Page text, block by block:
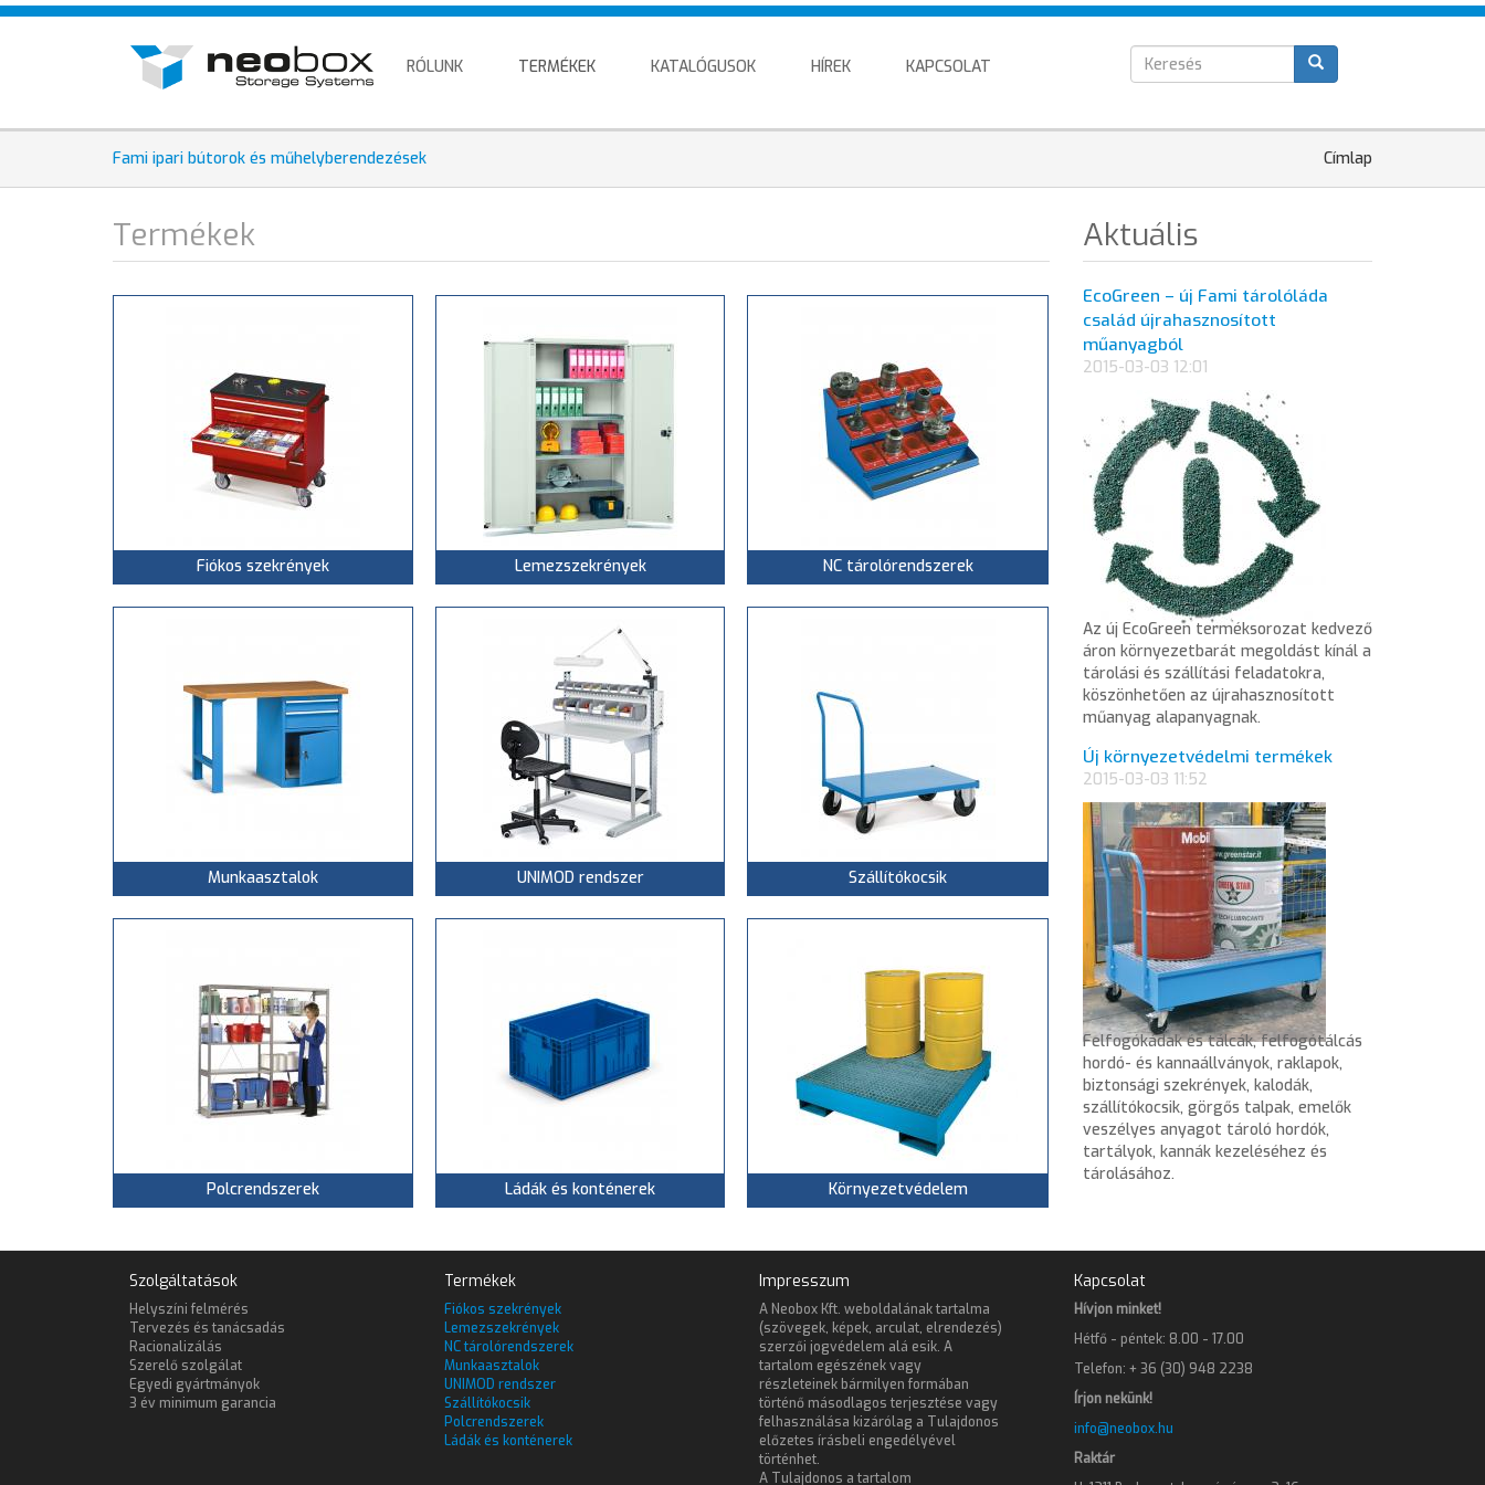
Ugrás
HU
EN
DE
RÓLUNK TERMÉKEK KATALÓGUSOK HÍREK KAPCSOLAT
Keresés
űrlap
Fami ipari bútorok és műhelyberendezések
Jelenlegi
hely
Címlap
Termékek
Fiókos szekrények Lemezszekrények NC tárolórendszerek
Munkaasztalok UNIMOD rendszer Szállítókocsik
Polcrendszerek Ládák és konténerek Környezetvédelem
Aktuális
EcoGreen – új Fami tárolóláda
család újrahasznosított
műanyagból
2015-03-03 12:01
Az új EcoGreen terméksorozat kedvező
áron környezetbarát megoldást kínál a
tárolási és szállítási feladatokra,
köszönhetően az újrahasznosított
műanyag alapanyagnak.
Új környezetvédelmi termékek
2015-03-03 11:52
Felfogókádak és tálcák, felfogótálcás
hordó- és kannaállványok, raklapok,
biztonsági szekrények, kalodák,
szállítókocsik, görgős talpak, emelők
veszélyes anyagot tároló hordók,
tartályok, kannák kezeléséhez és
tárolásához.
Szolgáltatások
Helyszíni felmérés
Tervezés és tanácsadás
Racionalizálás
Szerelő szolgálat
Egyedi gyártmányok
3 év minimum garancia
Termékek
Fiókos szekrények
Lemezszekrények
NC tárolórendszerek
Munkaasztalok
UNIMOD rendszer
Szállítókocsik
Polcrendszerek
Ládák és konténerek
Impresszum
A Neobox Kft. weboldalának tartalma
(szövegek, képek, arculat, elrendezés)
szerzői jogvédelem alá esik. A
tartalom egészének vagy
részleteinek bármilyen formában
történő másodlagos terjesztése vagy
felhasználása kizárólag a Tulajdonos
előzetes írásbeli engedélyével
történhet.
A Tulajdonos a tartalom
Kapcsolat
Hívjon minket!
Hétfő - péntek: 8.00 - 17.00
Telefon: + 36 (30) 948 2238
Írjon nekünk!
info@neobox.hu
Raktár